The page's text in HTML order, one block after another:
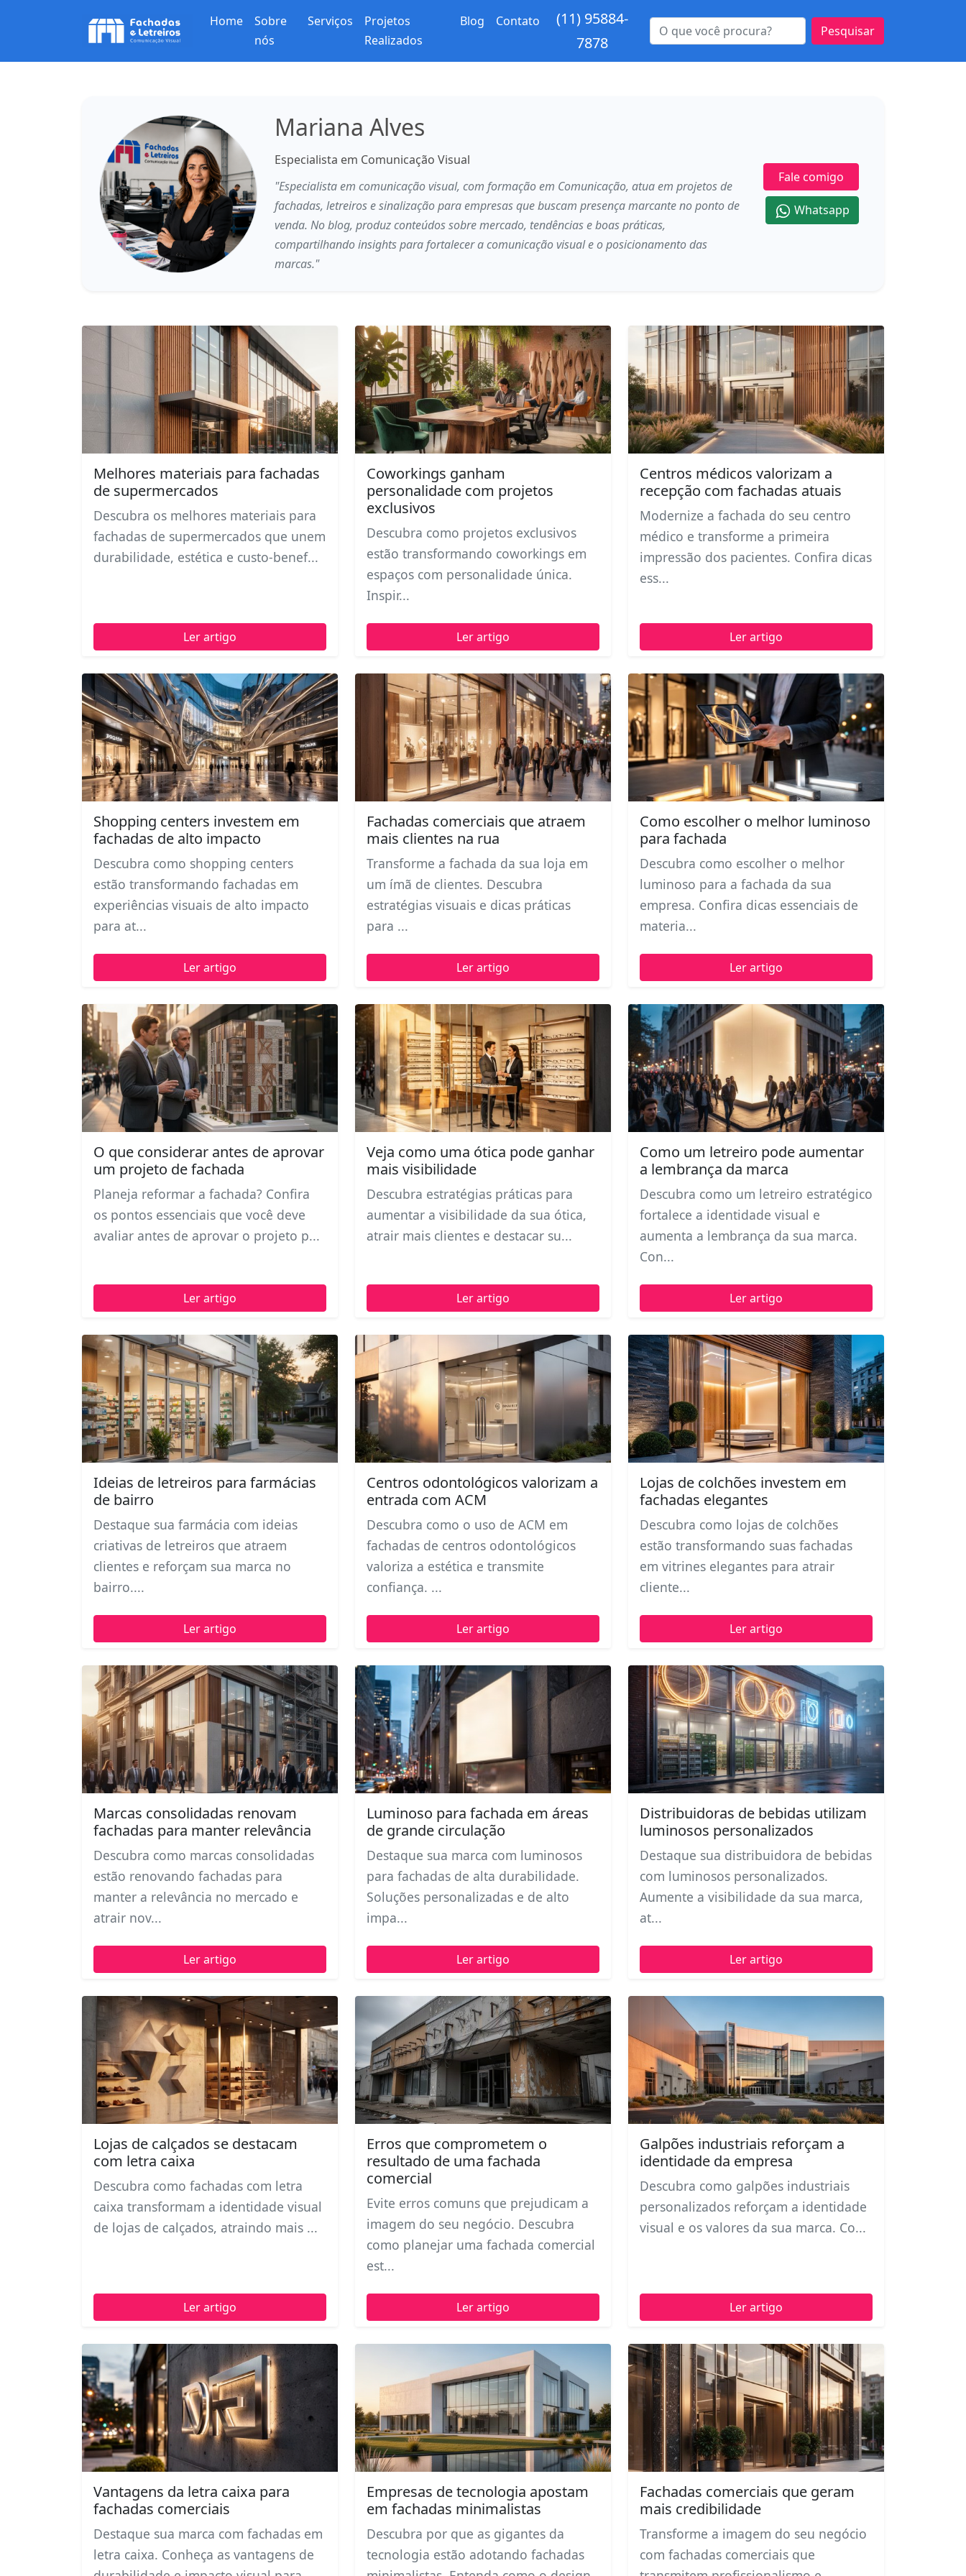
Home
Sobre
nós
Serviços
Projetos
Realizados
Blog Contato
(11) 95884-
7878
Pesquisar
Mariana Alves
Especialista em Comunicação Visual
"Especialista em comunicação visual, com formação em Comunicação, atua em projetos de
fachadas, letreiros e sinalização para empresas que buscam presença marcante no ponto de
venda. No blog, produz conteúdos sobre mercado, tendências e boas práticas,
compartilhando insights para fortalecer a comunicação visual e o posicionamento das
marcas."
Fale comigo
Whatsapp
Melhores materiais para fachadas
de supermercados
Descubra os melhores materiais para
fachadas de supermercados que unem
durabilidade, estética e custo-benef...
Ler artigo
Coworkings ganham
personalidade com projetos
exclusivos
Descubra como projetos exclusivos
estão transformando coworkings em
espaços com personalidade única.
Inspir...
Ler artigo
Centros médicos valorizam a
recepção com fachadas atuais
Modernize a fachada do seu centro
médico e transforme a primeira
impressão dos pacientes. Confira dicas
ess...
Ler artigo
Shopping centers investem em
fachadas de alto impacto
Descubra como shopping centers
estão transformando fachadas em
experiências visuais de alto impacto
para at...
Ler artigo
Fachadas comerciais que atraem
mais clientes na rua
Transforme a fachada da sua loja em
um ímã de clientes. Descubra
estratégias visuais e dicas práticas
para ...
Ler artigo
Como escolher o melhor luminoso
para fachada
Descubra como escolher o melhor
luminoso para a fachada da sua
empresa. Confira dicas essenciais de
materia...
Ler artigo
O que considerar antes de aprovar
um projeto de fachada
Planeja reformar a fachada? Confira
os pontos essenciais que você deve
avaliar antes de aprovar o projeto p...
Ler artigo
Veja como uma ótica pode ganhar
mais visibilidade
Descubra estratégias práticas para
aumentar a visibilidade da sua ótica,
atrair mais clientes e destacar su...
Ler artigo
Como um letreiro pode aumentar
a lembrança da marca
Descubra como um letreiro estratégico
fortalece a identidade visual e
aumenta a lembrança da sua marca.
Con...
Ler artigo
Ideias de letreiros para farmácias
de bairro
Destaque sua farmácia com ideias
criativas de letreiros que atraem
clientes e reforçam sua marca no
bairro....
Ler artigo
Centros odontológicos valorizam a
entrada com ACM
Descubra como o uso de ACM em
fachadas de centros odontológicos
valoriza a estética e transmite
confiança. ...
Ler artigo
Lojas de colchões investem em
fachadas elegantes
Descubra como lojas de colchões
estão transformando suas fachadas
em vitrines elegantes para atrair
cliente...
Ler artigo
Marcas consolidadas renovam
fachadas para manter relevância
Descubra como marcas consolidadas
estão renovando fachadas para
manter a relevância no mercado e
atrair nov...
Ler artigo
Luminoso para fachada em áreas
de grande circulação
Destaque sua marca com luminosos
para fachadas de alta durabilidade.
Soluções personalizadas e de alto
impa...
Ler artigo
Distribuidoras de bebidas utilizam
luminosos personalizados
Destaque sua distribuidora de bebidas
com luminosos personalizados.
Aumente a visibilidade da sua marca,
at...
Ler artigo
Lojas de calçados se destacam
com letra caixa
Descubra como fachadas com letra
caixa transformam a identidade visual
de lojas de calçados, atraindo mais ...
Ler artigo
Erros que comprometem o
resultado de uma fachada
comercial
Evite erros comuns que prejudicam a
imagem do seu negócio. Descubra
como planejar uma fachada comercial
est...
Ler artigo
Galpões industriais reforçam a
identidade da empresa
Descubra como galpões industriais
personalizados reforçam a identidade
visual e os valores da sua marca. Co...
Ler artigo
Vantagens da letra caixa para
fachadas comerciais
Destaque sua marca com fachadas em
letra caixa. Conheça as vantagens de
Empresas de tecnologia apostam
em fachadas minimalistas
Descubra por que as gigantes da
tecnologia estão adotando fachadas
Fachadas comerciais que geram
mais credibilidade
Transforme a imagem do seu negócio
com fachadas comerciais que